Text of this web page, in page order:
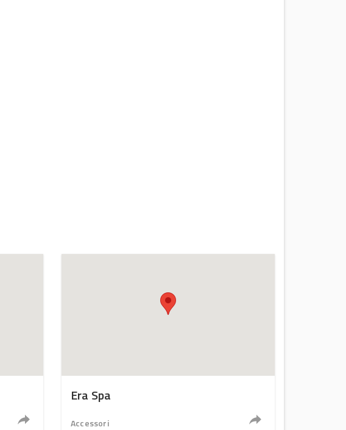
Era Spa
Accessori